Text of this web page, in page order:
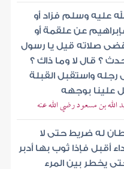
عليه وسلم فزاد أو
عن علقمة أو
صلاته قيل يا رسول
؟ قال لا وما ذاك ؟
واستقبل القبلة
علينا بوجهه
الله بن مسعود رضي الله عنه
له ضريط حتى لا
أقبل فإذا ثوب بها أدبر
يخطر بين المرء